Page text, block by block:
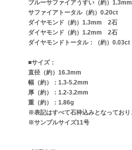
ブルーサファイアうすい（約）
サファイアトータル（約）0.20ct
ダイヤモンド（約）1.3mm 2石
ダイヤモンド（約）1.2mm 2石
ダイヤモンドトータル：（約）0.03ct
■サイズ：
直径（約）16.3mm
幅（約）：1.3-5.2mm
厚（約）：1.2-3.2mm
重（約）：1.86g
※表記はすべて石枠込みとなっており
※サンプルサイズ11号